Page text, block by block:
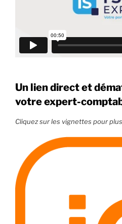
Un lien direct et
votre expert-
Cliquez sur les vignettes pour